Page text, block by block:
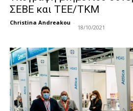
ΣΕΒΕ και ΤΕΕ/ΤΚΜ
Christina Andreakou -
18/10/2021